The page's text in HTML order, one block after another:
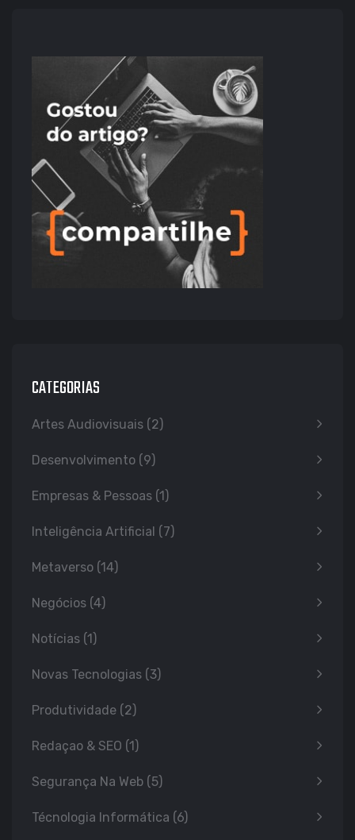
CATEGORIAS
Artes Audiovisuais (2)
Desenvolvimento (9)
Empresas & Pessoas (1)
Inteligência Artificial (7)
Metaverso (14)
Negócios (4)
Notícias (1)
Novas Tecnologias (3)
Produtividade (2)
Redaçao & SEO (1)
Segurança Na Web (5)
Técnologia Informática (6)